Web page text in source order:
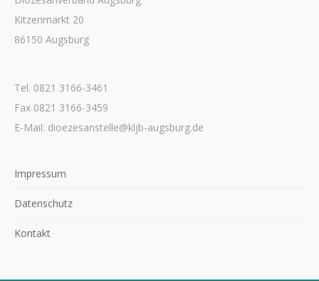
Kitzenmarkt 20
86150 Augsburg
Tel. 0821 3166-3461
Fax 0821 3166-3459
E-Mail: dioezesanstelle@kljb-augsburg.de
Impressum
Datenschutz
Kontakt